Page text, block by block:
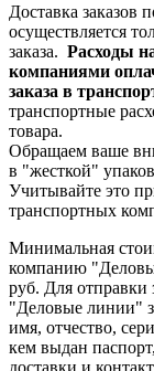
Доставка заказов
осуществляется
заказа. Расходы
компаниями
заказа в
транспортные
товара.
Обращаем ваше
в "жесткой"
Учитывайте это
транспортных
Минимальная
компанию
руб. Для отправки
"Деловые линии"
имя, отчество,
кем выдан
доставки и